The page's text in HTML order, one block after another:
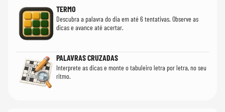
TERMO
Descubra a palavra do dia em até 6 tentativas. Observe as
dicas e avance até acertar.
PALAVRAS CRUZADAS
Interprete as dicas e monte o tabuleiro letra por letra, no seu
ritmo.